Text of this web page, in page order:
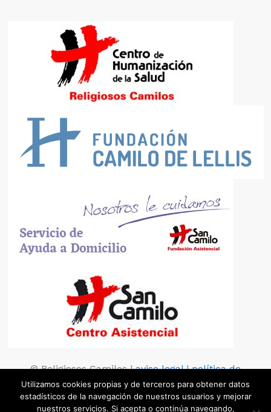
© Religiosos Camilos |aviso legal|política de
privacidad| política de cookies
Utilizamos cookies propias y de terceros para obtener datos
estadísticos de la navegación de nuestros usuarios y mejorar
nuestros servicios. Si acepta o continúa navegando,